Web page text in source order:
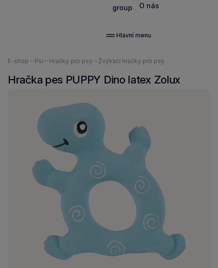
O nás
Hlavní menu
Nacházíte
zde:
E-shop Psi Hračky pro psy Žvýkací hračky pro psy
Hračka pes PUPPY Dino latex Zolux